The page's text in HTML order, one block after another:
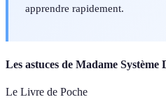
apprendre rapidement.
Les astuces de Madame Système
Le Livre de Poche